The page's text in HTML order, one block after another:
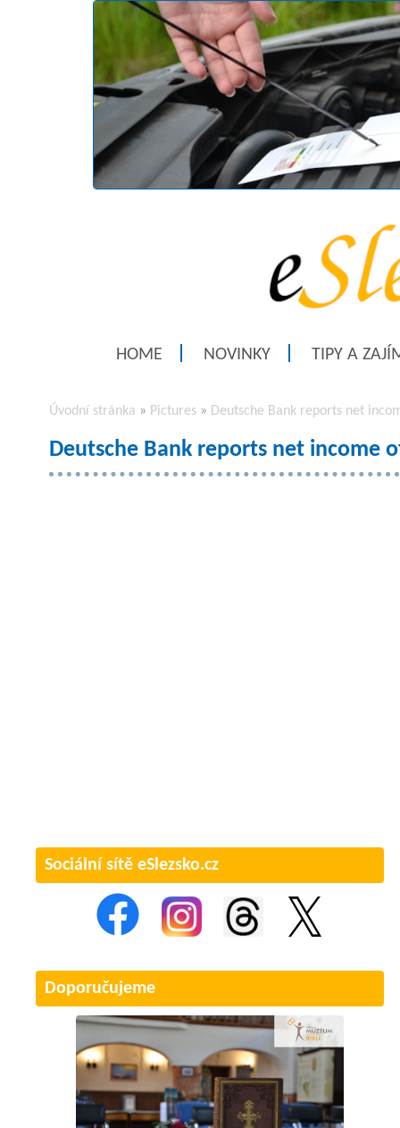
HOME NOVINKY TIPY A
Úvodní stránka » Pictures » Deutsche Bank reports net
Deutsche Bank reports net income
Sociální sítě eSlezsko.cz
Doporučujeme